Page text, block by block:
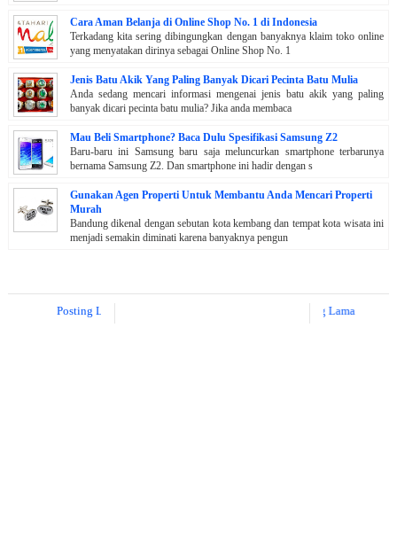
Cara Aman Belanja di Online Shop No. 1 di Indonesia
Terkadang kita sering dibingungkan dengan banyaknya klaim toko online
yang menyatakan dirinya sebagai Online Shop No. 1
Jenis Batu Akik Yang Paling Banyak Dicari Pecinta Batu Mulia
Anda sedang mencari informasi mengenai jenis batu akik yang paling
banyak dicari pecinta batu mulia? Jika anda membaca
Mau Beli Smartphone? Baca Dulu Spesifikasi Samsung Z2
Baru-baru ini Samsung baru saja meluncurkan smartphone terbarunya
bernama Samsung Z2. Dan smartphone ini hadir dengan s
Gunakan Agen Properti Untuk Membantu Anda Mencari Properti
Murah
Bandung dikenal dengan sebutan kota kembang dan tempat kota wisata ini
menjadi semakin diminati karena banyaknya pengun
Posting Lebih Baru Posting Lama